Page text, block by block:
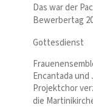
Das war der
Bewerbertag
Gottesdienst
Encantada und
Projektchor
die